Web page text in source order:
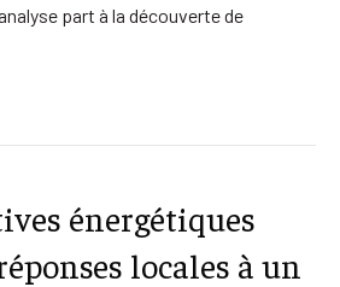
part à la découverte de
énergétiques
locales à un